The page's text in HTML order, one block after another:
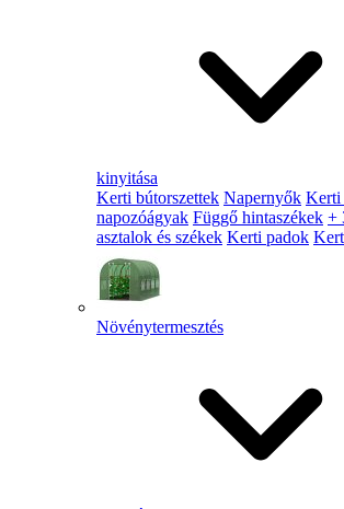
kinyitása
Kerti bútorszettek Napernyők Kerti
napozóágyak Függő hintaszékek +
asztalok és székek Kerti padok
Növénytermesztés